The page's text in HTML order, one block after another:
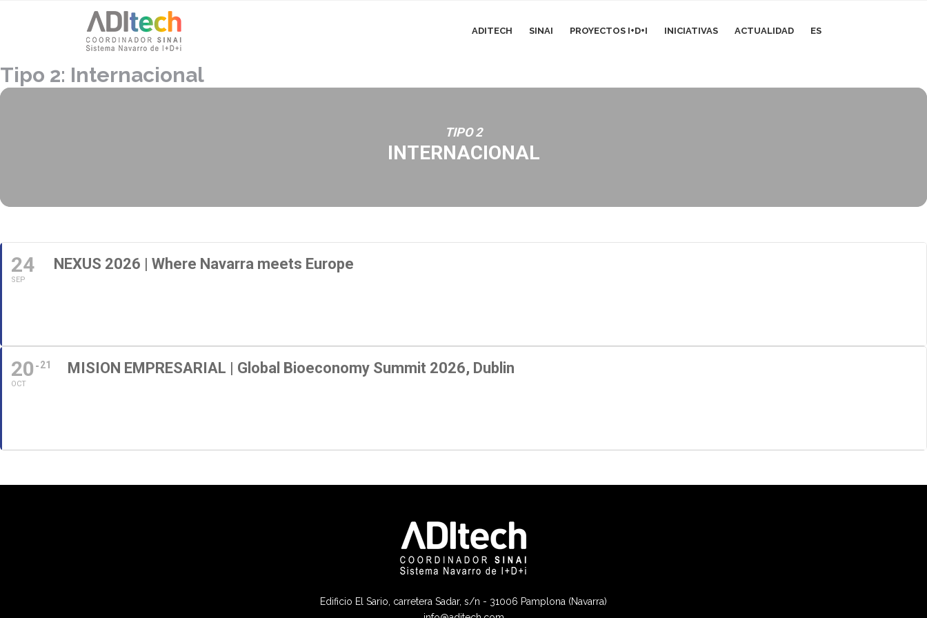
ADITECH SINAI PROYECTOS I+D+I INICIATIVAS ACTUALIDAD ES
Tipo 2: Internacional
TIPO 2
INTERNACIONAL
24
SEP
NEXUS 2026 | Where Navarra meets Europe
20
OCT
21 MISION EMPRESARIAL | Global Bioeconomy Summit 2026, Dublin
Edificio El Sario, carretera Sadar, s/n - 31006 Pamplona (Navarra)